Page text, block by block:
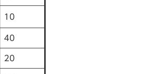
10
40
20